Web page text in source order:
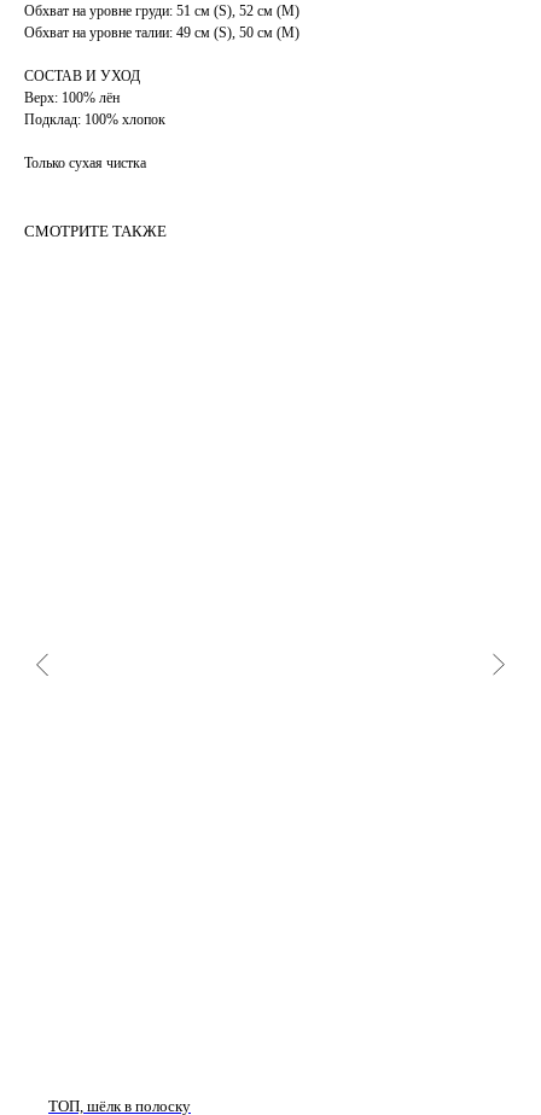
Обхват на уровне груди: 51 см (S), 52 см (М)
Обхват на уровне талии: 49 см (S), 50 см (М)
СОСТАВ И УХОД
Верх: 100% лён
Подклад: 100% хлопок
Только сухая чистка
СМОТРИТЕ ТАКЖЕ
ТОП, шёлк в полоску